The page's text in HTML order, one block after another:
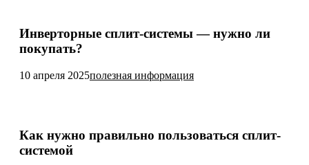
Инверторные сплит-системы — нужно ли
покупать?
10 апреля 2025полезная информация
Как нужно правильно пользоваться сплит-
системой